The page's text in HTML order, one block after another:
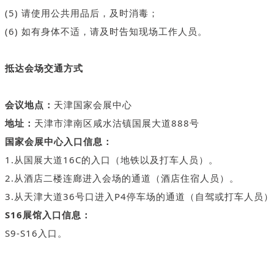
(5) 请使用公共用品后，及时消毒；
(6) 如有身体不适，请及时告知现场工作人员。
抵达会场交通方式
会议地点： 天津国家会展中心
地址： 天津市津南区咸水沽镇国展大道888号
国家会展中心入口信息：
1.从国展大道16C的入口（地铁以及打车人员）。
2.从酒店二楼连廊进入会场的通道（酒店住宿人员）。
3.从天津大道36号口进入P4停车场的通道（自驾或打车人员
S16展馆入口信息：
S9-S16入口。